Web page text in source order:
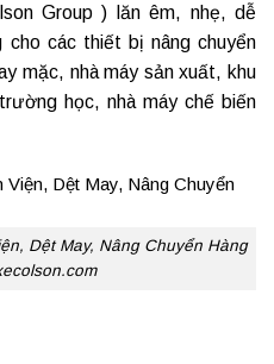
Group ) lăn êm, nhẹ, dễ
cho các thiết bị nâng chuyển
mặc, nhà máy sản xuất, khu
học, nhà máy chế biến
Dệt May, Nâng Chuyển Hàng